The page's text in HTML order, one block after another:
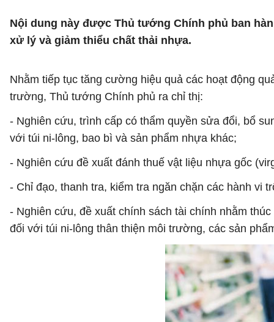
Nội dung này được Thủ tướng Chính phủ ban
xử lý và giảm thiểu chất thải nhựa.
Nhằm tiếp tục tăng cường hiệu quả các hoạt động
trường, Thủ tướng Chính phủ ra chỉ thị:
- Nghiên cứu, trình cấp có thẩm quyền sửa đổi, bổ
với túi ni-lông, bao bì và sản phẩm nhựa khác;
- Nghiên cứu đề xuất đánh thuế vật liệu nhựa gốc
- Chỉ đạo, thanh tra, kiểm tra ngăn chặn các hành vi
- Nghiên cứu, đề xuất chính sách tài chính nhằm
đối với túi ni-lông thân thiện môi trường, các sản